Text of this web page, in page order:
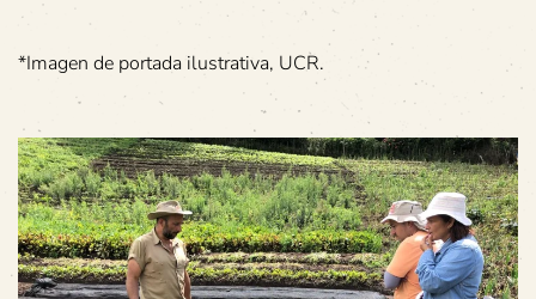
*Imagen de portada ilustrativa, UCR.